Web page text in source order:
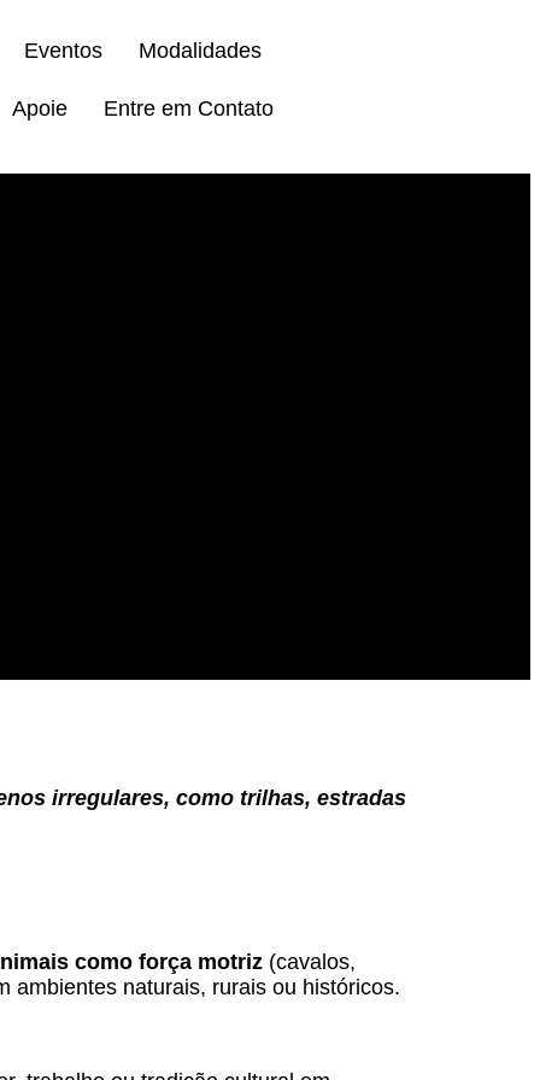
Eventos Modalidades
Apoie Entre em Contato
irregulares, como trilhas, estradas
como força motriz (cavalos,
ambientes naturais, rurais ou históricos.